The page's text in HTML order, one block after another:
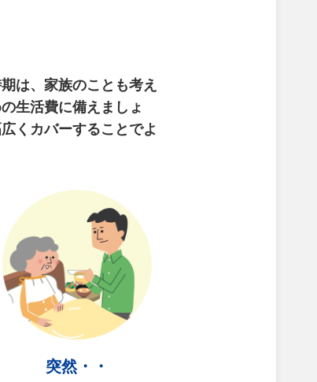
は、家族のことも考え
生活費に備えましょ
くカバーすることでよ
突然・・